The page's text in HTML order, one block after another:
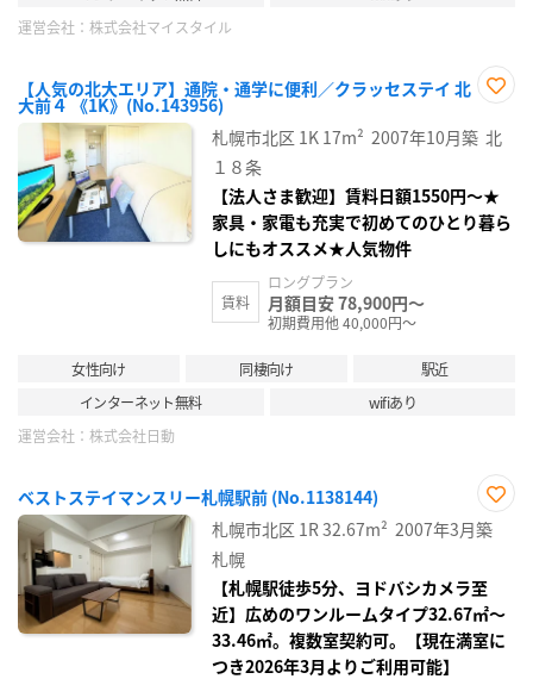
運営会社： 株式会社マイスタイル
【人気の北大エリア】通院・通学に便利／クラッセステイ 北
大前４ 《1K》(No.143956)
に入
り登
札幌市北区 1K 17m² 2007年10月築 北
１８条
【法人さま歓迎】賃料日額1550円～★
家具・家電も充実で初めてのひとり暮ら
しにもオススメ★人気物件
賃料
ロングプラン
月額目安 78,900円～
初期費用他 40,000円～
女性向け 同棲向け
駅近
インターネット無料
wifiあり
運営会社： 株式会社日動
ベストステイマンスリー札幌駅前 (No.1138144)
お気
に入
札幌市北区 1R 32.67m² 2007年3月築
札幌
【札幌駅徒歩5分、ヨドバシカメラ至
近】広めのワンルームタイプ32.67㎡～
33.46㎡。複数室契約可。【現在満室に
つき2026年3月よりご利用可能】